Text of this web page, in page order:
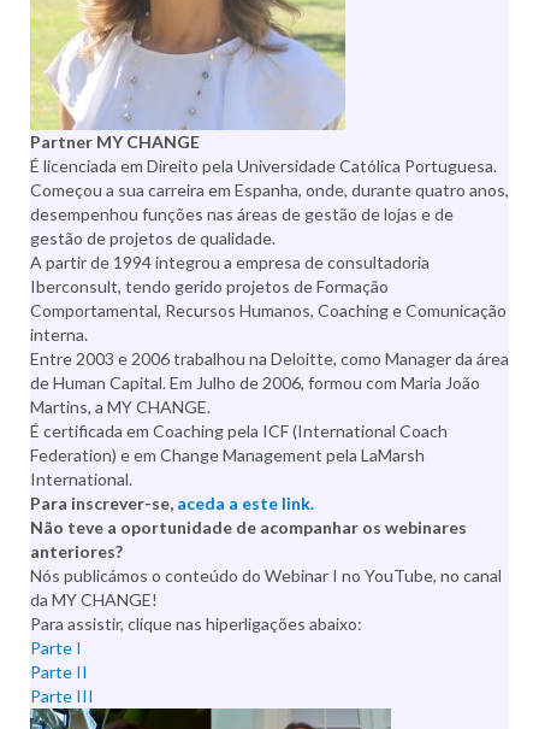
Partner MY CHANGE
É licenciada em Direito pela Universidade Católica Portuguesa.
Começou a sua carreira em Espanha, onde, durante quatro anos,
desempenhou funções nas áreas de gestão de lojas e de
gestão de projetos de qualidade.
A partir de 1994 integrou a empresa de consultadoria
Iberconsult, tendo gerido projetos de Formação
Comportamental, Recursos Humanos, Coaching e Comunicação
interna.
Entre 2003 e 2006 trabalhou na Deloitte, como Manager da área
de Human Capital. Em Julho de 2006, formou com Maria João
Martins, a MY CHANGE.
É certificada em Coaching pela ICF (International Coach
Federation) e em Change Management pela LaMarsh
International.
Para inscrever-se, aceda a este link.
Não teve a oportunidade de acompanhar os webinares
anteriores?
Nós publicámos o conteúdo do Webinar I no YouTube, no canal
da MY CHANGE!
Para assistir, clique nas hiperligações abaixo:
Parte I
Parte II
Parte III